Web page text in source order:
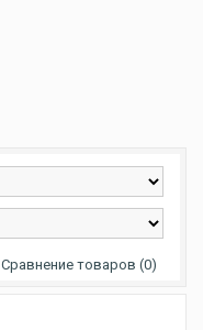
Сравнение товаров (0)